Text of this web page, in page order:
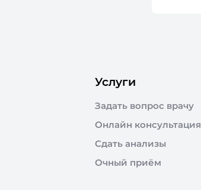
Услуги
Задать вопрос врачу
Онлайн консультация
Сдать анализы
Очный приём